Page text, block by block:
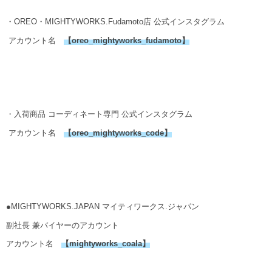
・OREO・MIGHTYWORKS.Fudamoto店 公式インスタグラム
アカウント名 【oreo_mightyworks_fudamoto】
・入荷商品 コーディネート専門 公式インスタグラム
アカウント名 【oreo_mightyworks_code】
●MIGHTYWORKS.JAPAN マイティワークス.ジャパン
副社長 兼バイヤーのアカウント
アカウント名 【mightyworks_coala】